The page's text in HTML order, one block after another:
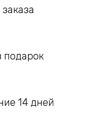
подарок
14 дней